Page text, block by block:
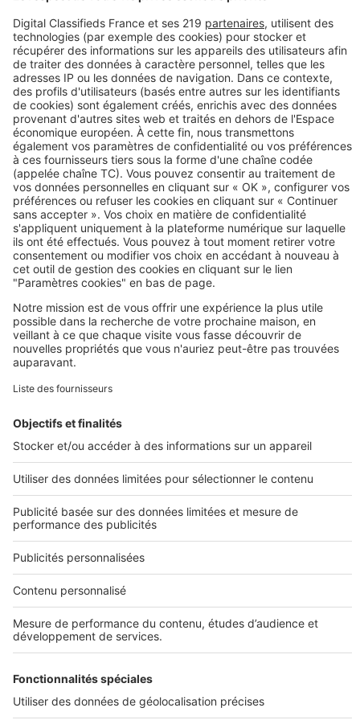
Image
Travaux
Pour (enfin) tout savoir sur la
rénovation de votre cuisine
Image
Travaux
Comment réaliser l'extension de
votre maison dans les règles de
l'art ?
Image
Travaux
Les 5 étapes d'un projet de
Tous nos plans de maisons
Plans de maison Plans de maison de plain pied
Plans de maison à étage
Plans de maison moderne Plans de maison en L
Infos pratiques